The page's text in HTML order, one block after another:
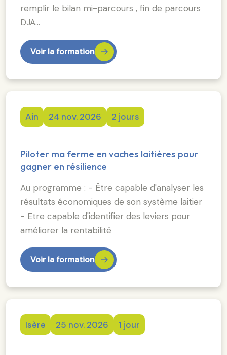
remplir le bilan mi-parcours , fin de parcours
DJA…
Voir la formation
Ain 24 nov. 2026 2 jours
Piloter ma ferme en vaches laitières pour
gagner en résilience
Au programme : - Être capable d'analyser les
résultats économiques de son système laitier
- Etre capable d'identifier des leviers pour
améliorer la rentabilité
Voir la formation
Isère 25 nov. 2026 1 jour